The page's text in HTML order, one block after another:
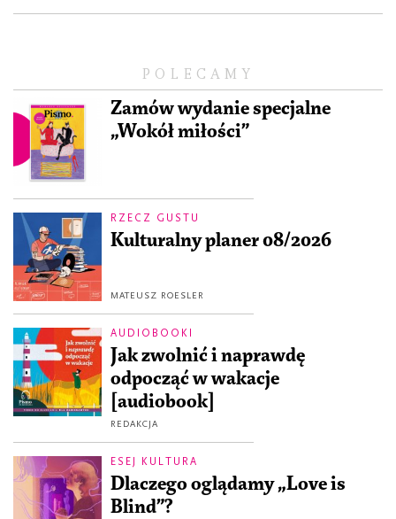
POLECAMY
Zamów wydanie specjalne
„Wokół miłości”
RZECZ GUSTU
Kulturalny planer 08/2026
MATEUSZ ROESLER
AUDIOBOOKI
Jak zwolnić i naprawdę
odpocząć w wakacje
[audiobook]
REDAKCJA
ESEJ KULTURA
Dlaczego oglądamy „Love is
Blind”?